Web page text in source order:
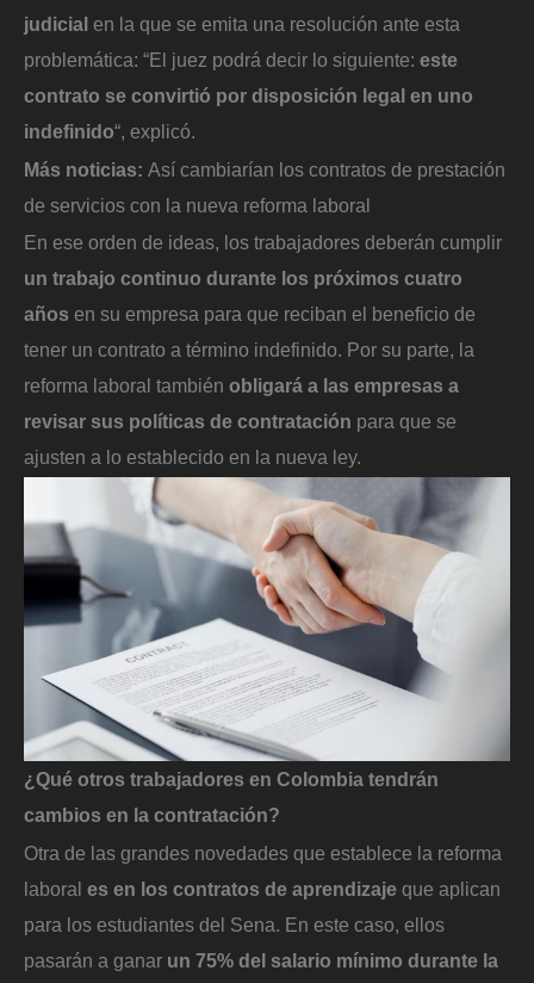
judicial en la que se emita una resolución ante esta
problemática: “El juez podrá decir lo siguiente: este
contrato se convirtió por disposición legal en uno
indefinido“, explicó.
Más noticias: Así cambiarían los contratos de prestación
de servicios con la nueva reforma laboral
En ese orden de ideas, los trabajadores deberán cumplir
un trabajo continuo durante los próximos cuatro
años en su empresa para que reciban el beneficio de
tener un contrato a término indefinido. Por su parte, la
reforma laboral también obligará a las empresas a
revisar sus políticas de contratación para que se
ajusten a lo establecido en la nueva ley.
¿Qué otros trabajadores en Colombia tendrán
cambios en la contratación?
Otra de las grandes novedades que establece la reforma
laboral es en los contratos de aprendizaje que aplican
para los estudiantes del Sena. En este caso, ellos
pasarán a ganar un 75% del salario mínimo durante la